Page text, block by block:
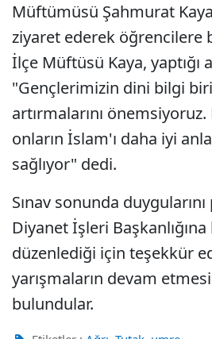
Müftümüsü Şahmurat
ziyaret ederek öğrencilere
İlçe Müftüsü Kaya, yaptığı
"Gençlerimizin dini bilgi
artırmalarını
onların İslam'ı daha iyi
sağlıyor" dedi.
Sınav sonunda
Diyanet İşleri
düzenlediği için teşekkür
yarışmaların devam
bulundular.